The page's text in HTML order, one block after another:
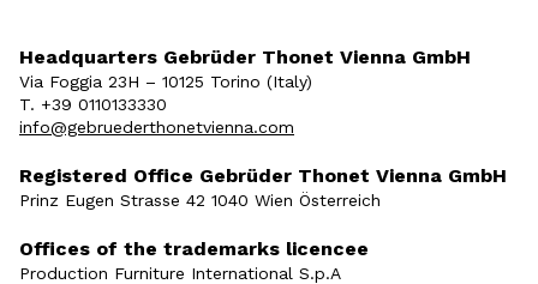
Headquarters Gebrüder Thonet Vienna GmbH
Via Foggia 23H – 10125 Torino (Italy)
T. +39 0110133330
info@gebruederthonetvienna.com
Registered Office Gebrüder Thonet Vienna GmbH
Prinz Eugen Strasse 42 1040 Wien Österreich
Offices of the trademarks licencee
Production Furniture International S.p.A